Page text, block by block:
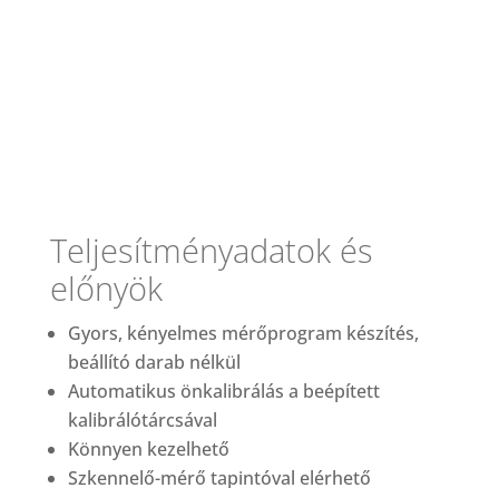
Teljesítményadatok és
előnyök
Gyors, kényelmes mérőprogram készítés,
beállító darab nélkül
Automatikus önkalibrálás a beépített
kalibrálótárcsával
Könnyen kezelhető
Szkennelő-mérő tapintóval elérhető